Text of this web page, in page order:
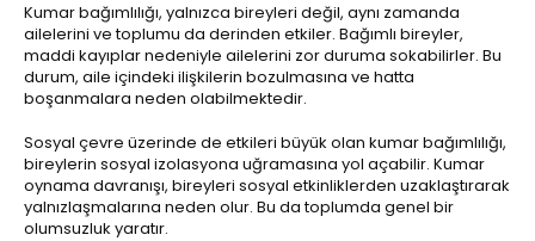
Kumar bağımlılığı, yalnızca bireyleri değil, aynı zamanda
ailelerini ve toplumu da derinden etkiler. Bağımlı bireyler,
maddi kayıplar nedeniyle ailelerini zor duruma sokabilirler. Bu
durum, aile içindeki ilişkilerin bozulmasına ve hatta
boşanmalara neden olabilmektedir.
Sosyal çevre üzerinde de etkileri büyük olan kumar bağımlılığı,
bireylerin sosyal izolasyona uğramasına yol açabilir. Kumar
oynama davranışı, bireyleri sosyal etkinliklerden uzaklaştırarak
yalnızlaşmalarına neden olur. Bu da toplumda genel bir
olumsuzluk yaratır.